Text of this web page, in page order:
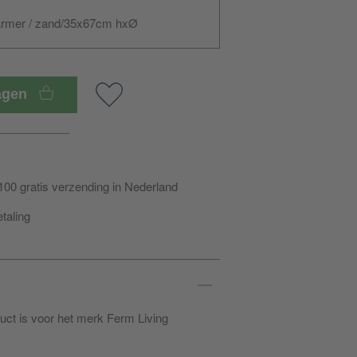
/ zand/35x67cm hxØ
gratis verzending in Nederland
is voor het merk Ferm Living